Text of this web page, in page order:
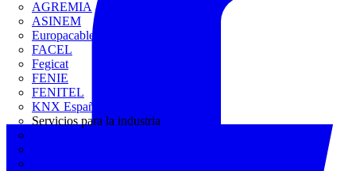
AGREMIA
ASINEM
Europacable
FACEL
Fegicat
FENIE
FENITEL
KNX España
Servicios para la industria